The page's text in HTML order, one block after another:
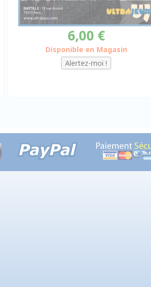
6,00 €
Disponible en Magasin